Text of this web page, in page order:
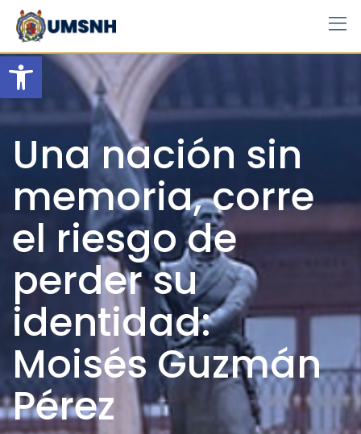
Open toolbar
Skip
content
Una nación sin
memoria, corre
el riesgo de
perder su
identidad:
Moisés Guzmán
Pérez